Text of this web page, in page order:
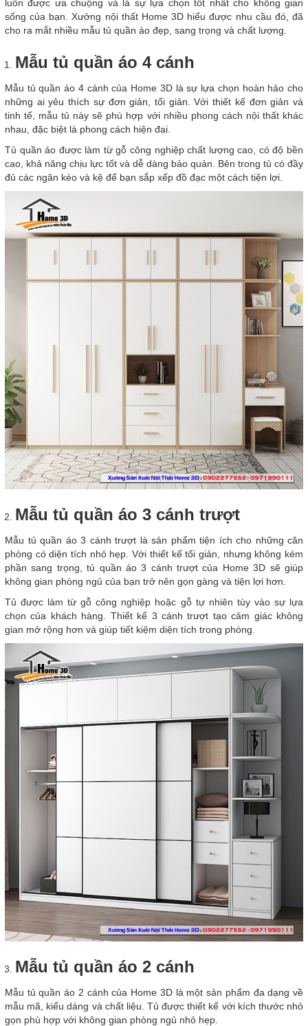
luôn được ưa chuộng và là sự lựa chọn tốt nhất cho không gian
sống của bạn. Xưởng nội thất Home 3D hiểu được nhu cầu đó, đã
cho ra mắt nhiều mẫu tủ quần áo đẹp, sang trọng và chất lượng.
Mẫu tủ quần áo 4 cánh
Mẫu tủ quần áo 4 cánh của Home 3D là sự lựa chọn hoàn hảo cho
những ai yêu thích sự đơn giản, tối giản. Với thiết kế đơn giản và
tinh tế, mẫu tủ này sẽ phù hợp với nhiều phong cách nội thất khác
nhau, đặc biệt là phong cách hiện đại.
Tủ quần áo được làm từ gỗ công nghiệp chất lượng cao, có độ bền
cao, khả năng chịu lực tốt và dễ dàng bảo quản. Bên trong tủ có đầy
đủ các ngăn kéo và kệ để bạn sắp xếp đồ đạc một cách tiện lợi.
Mẫu tủ quần áo 3 cánh trượt
Mẫu tủ quần áo 3 cánh trượt là sản phẩm tiện ích cho những căn
phòng có diện tích nhỏ hẹp. Với thiết kế tối giản, nhưng không kém
phần sang trọng, tủ quần áo 3 cánh trượt của Home 3D sẽ giúp
không gian phòng ngủ của bạn trở nên gọn gàng và tiện lợi hơn.
Tủ được làm từ gỗ công nghiệp hoặc gỗ tự nhiên tùy vào sự lựa
chọn của khách hàng. Thiết kế 3 cánh trượt tạo cảm giác không
gian mở rộng hơn và giúp tiết kiệm diện tích trong phòng.
Mẫu tủ quần áo 2 cánh
Mẫu tủ quần áo 2 cánh của Home 3D là một sản phẩm đa dạng về
mẫu mã, kiểu dáng và chất liệu. Tủ được thiết kế với kích thước nhỏ
gọn phù hợp với không gian phòng ngủ nhỏ hẹp.